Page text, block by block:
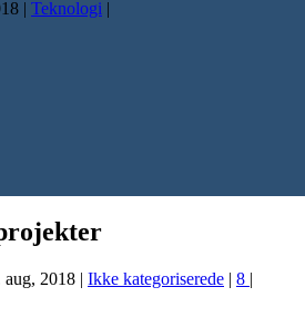
| Teknologi |
aug, 2018 | Ikke kategoriserede | 8 |